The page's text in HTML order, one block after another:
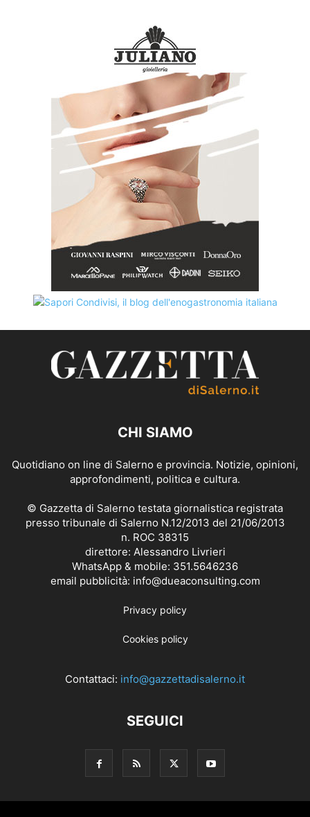
CHI SIAMO
Quotidiano on line di Salerno e provincia. Notizie, opinioni,
approfondimenti, politica e cultura.
© Gazzetta di Salerno testata giornalistica registrata
presso tribunale di Salerno N.12/2013 del 21/06/2013
n. ROC 38315
direttore: Alessandro Livrieri
WhatsApp & mobile: 351.5646236
email pubblicità: info@dueaconsulting.com
Privacy policy
Cookies policy
Contattaci: info@gazzettadisalerno.it
SEGUICI